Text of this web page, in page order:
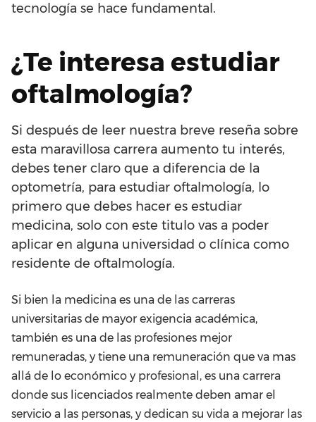
tecnología se hace fundamental.
¿Te interesa estudiar
oftalmología?
Si después de leer nuestra breve reseña sobre
esta maravillosa carrera aumento tu interés,
debes tener claro que a diferencia de la
optometría, para estudiar oftalmología, lo
primero que debes hacer es estudiar
medicina, solo con este titulo vas a poder
aplicar en alguna universidad o clínica como
residente de oftalmología.
Si bien la medicina es una de las carreras
universitarias de mayor exigencia académica,
también es una de las profesiones mejor
remuneradas, y tiene una remuneración que va mas
allá de lo económico y profesional, es una carrera
donde sus licenciados realmente deben amar el
servicio a las personas, y dedican su vida a mejorar las